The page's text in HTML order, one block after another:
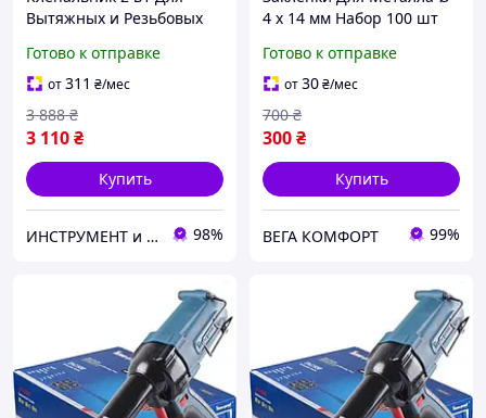
Вытяжных и Резьбовых
Готово к отправке
от311 ₴/мес
3 110₴
3 888 ₴
Купить
ИНСТРУМЕНТ и МЕТИЗЫ 98%
4 х 14 мм Набор 100 шт
Готово к отправке
от30₴/мес
300₴
700 ₴
Купить
ВЕГА КОМФОРТ 99%